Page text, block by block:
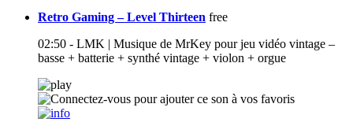
Retro Gaming – Level Thirteen free
02:50 - LMK | Musique de MrKey pour jeu vidéo vintage –
basse + batterie + synthé vintage + violon + orgue